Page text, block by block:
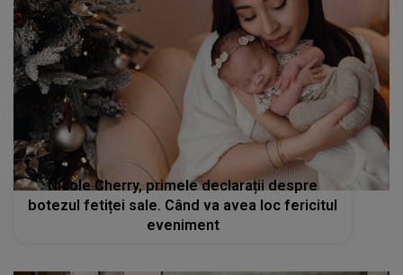
Nicole Cherry, primele declarații despre
botezul fetiței sale. Când va avea loc fericitul
eveniment